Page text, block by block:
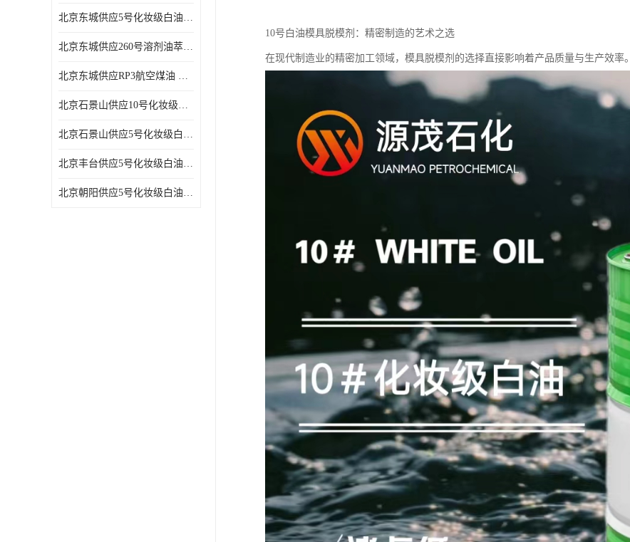
北京东城供应5号化妆级白油钻井液润滑剂
北京东城供应260号溶剂油萃取溶剂油金属萃取剂
北京东城供应RP3航空煤油 高含量国标工业级航空煤油燃料油 无色透明
北京石景山供应10号化妆级白油高精密机械润滑油
北京石景山供应5号化妆级白油缝纫机油 设备润滑油
北京丰台供应5号化妆级白油纤维与织物柔软光亮
北京朝阳供应5号化妆级白油纺织时的润滑剂
10号白油模具脱模剂：精密制造的艺术之选
在现代制造业的精密加工领域，模具脱模剂的选择直接影响着产品质量与生产效率。